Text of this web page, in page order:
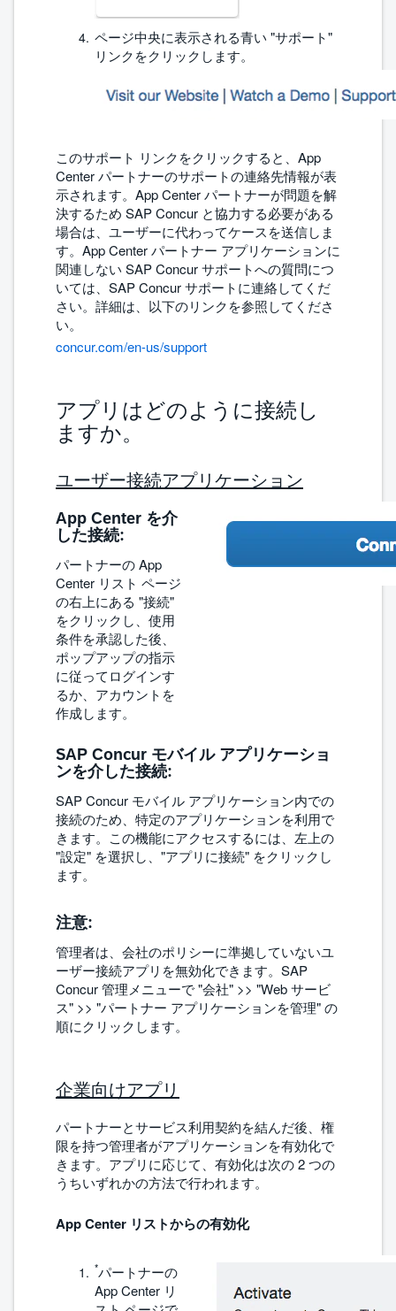
ページ中央に表示される青い "サポート"
リンクをクリックします。
このサポート リンクをクリックすると、App
Center パートナーのサポートの連絡先情報が表
示されます。App Center パートナーが問題を解
決するため SAP Concur と協力する必要がある
場合は、ユーザーに代わってケースを送信しま
す。App Center パートナー アプリケーションに
関連しない SAP Concur サポートへの質問につ
いては、SAP Concur サポートに連絡してくだ
さい。詳細は、以下のリンクを参照してくださ
い。
concur.com/en-us/support
アプリはどのように接続し
ますか。
ユーザー接続アプリケーション
App Center を介
した接続:
パートナーの App
Center リスト ページ
の右上にある "接続"
をクリックし、使用
条件を承認した後、
ポップアップの指示
に従ってログインす
るか、アカウントを
作成します。
SAP Concur モバイル アプリケーショ
ンを介した接続:
SAP Concur モバイル アプリケーション内での
接続のため、特定のアプリケーションを利用で
きます。この機能にアクセスするには、左上の
"設定" を選択し、"アプリに接続" をクリックし
ます。
注意:
管理者は、会社のポリシーに準拠していないユ
ーザー接続アプリを無効化できます。SAP
Concur 管理メニューで "会社" >> "Web サービ
ス" >> "パートナー アプリケーションを管理" の
順にクリックします。
企業向けアプリ
パートナーとサービス利用契約を結んだ後、権
限を持つ管理者がアプリケーションを有効化で
きます。アプリに応じて、有効化は次の 2 つの
うちいずれかの方法で行われます。
App Center リストからの有効化
*パートナーの
App Center リ